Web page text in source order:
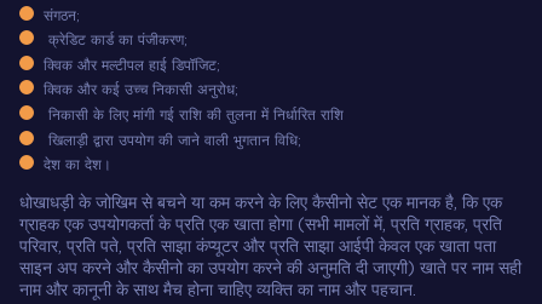
संगठन;
क्रेडिट कार्ड का पंजीकरण;
क्विक और मल्टीपल हाई डिपॉजिट;
क्विक और कई उच्च निकासी अनुरोध;
निकासी के लिए मांगी गई राशि की तुलना में निर्धारित राशि
खिलाड़ी द्वारा उपयोग की जाने वाली भुगतान विधि;
देश का देश।
धोखाधड़ी के जोखिम से बचने या कम करने के लिए कैसीनो सेट एक मानक है, कि एक
ग्राहक एक उपयोगकर्ता के प्रति एक खाता होगा (सभी मामलों में, प्रति ग्राहक, प्रति
परिवार, प्रति पते, प्रति साझा कंप्यूटर और प्रति साझा आईपी केवल एक खाता पता
साइन अप करने और कैसीनो का उपयोग करने की अनुमति दी जाएगी) खाते पर नाम सही
नाम और कानूनी के साथ मैच होना चाहिए व्यक्ति का नाम और पहचान.